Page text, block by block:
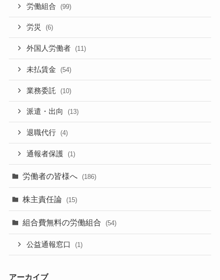
労働組合 (99)
労災 (6)
外国人労働者 (11)
未払賃金 (54)
業務委託 (10)
派遣・出向 (13)
退職代行 (4)
通報者保護 (1)
労働者の皆様へ (186)
株主責任論 (15)
組合費無料の労働組合 (54)
公益通報窓口 (1)
アーカイブ